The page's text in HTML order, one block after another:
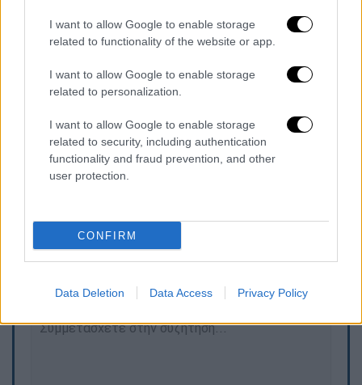
I want to allow Google to enable storage
related to functionality of the website or app.
I want to allow Google to enable storage
related to personalization.
I want to allow Google to enable storage
related to security, including authentication
functionality and fraud prevention, and other
user protection.
CONFIRM
Data Deletion Data Access Privacy Policy
Τα σχολιά σας δημοσιεύονται άμεσα με δική σας ευθύνη. Το
ΕΘΝΟΣ θα παρεμβαίνει και τα προσβλητικά σχόλια θα
διαγράφονται